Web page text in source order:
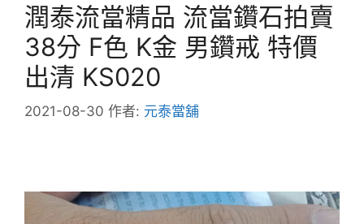
潤泰流當精品 流當鑽石拍賣
38分 F色 K金 男鑽戒 特價
出清 KS020
2021-08-30 作者: 元泰當舖